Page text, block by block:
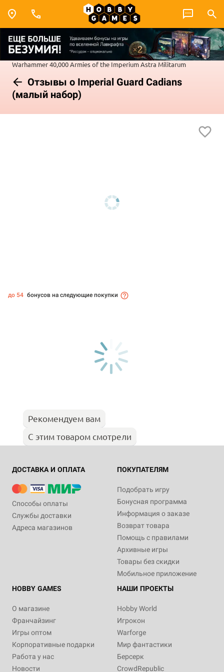
Warhammer 40,000Armies of the ImperiumAstra Militarum
Отзывы о Imperial Guard Cadians
(малый набор)
до 54 бонусов на следующие покупки
Рекомендуем вам
С этим товаром смотрели
ДОСТАВКА И ОПЛАТА
Способы оплаты
Службы доставки
Адреса магазинов
ПОКУПАТЕЛЯМ
Подобрать игру
Бонусная программа
Информация о заказе
Возврат товара
Помощь с правилами
Архивные игры
Товары без скидки
Мобильное приложение
HOBBY GAMES
О магазине
Франчайзинг
Игры оптом
Корпоративные подарки
Работа у нас
Новости
НАШИ ПРОЕКТЫ
Hobby World
Игрокон
Warforge
Мир фантастики
Берсерк
CrowdRepublic